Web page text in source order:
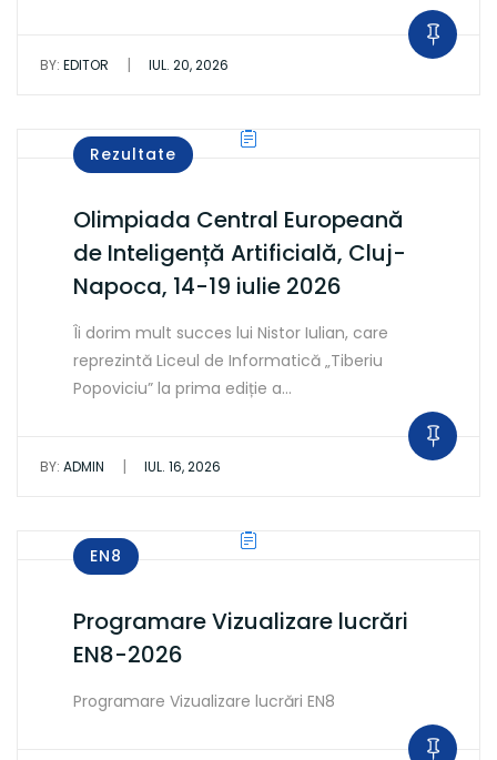
BY: EDITOR | IUL. 20, 2026
Rezultate
Olimpiada Central Europeană
de Inteligență Artificială, Cluj-
Napoca, 14-19 iulie 2026
Îi dorim mult succes lui Nistor Iulian, care
reprezintă Liceul de Informatică „Tiberiu
Popoviciu” la prima ediție a…
BY: ADMIN | IUL. 16, 2026
EN8
Programare Vizualizare lucrări
EN8-2026
Programare Vizualizare lucrări EN8